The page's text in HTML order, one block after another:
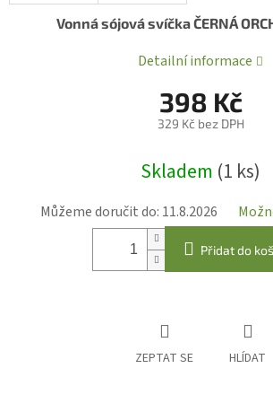
398 Kč
329 Kč bez DPH
cena:
Skladem (1 ks)
Můžeme doručit do: 11.8.2026
Přidat do
Vonná sójová svíčka ČERNÁ
Detailní informace
ZEPTAT SE HLÍDAT